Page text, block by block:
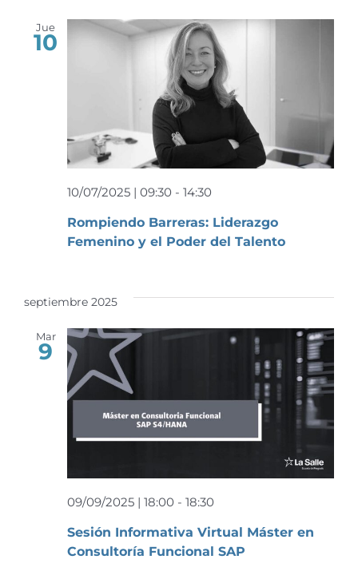
Jue
10
Rompiendo Barreras: Liderazgo
Femenino y el Poder del Talento
10/07/2025 | 09:30 - 14:30
septiembre 2025
Mar
9
Sesión Informativa Virtual Máster en
Consultoría Funcional SAP
09/09/2025 | 18:00 - 18:30